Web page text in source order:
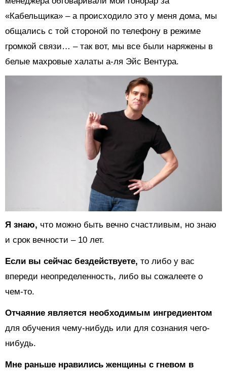
«Кабельщика» – а происходило это у меня дома, мы
общались с той стороной по телефону в режиме
громкой связи… – так вот, мы все были наряжены в
белые махровые халаты а-ля Эйс Вентура.
Я знаю, что можно быть вечно счастливым, но знаю
и срок вечности – 10 лет.
Если вы сейчас бездействуете, то либо у вас
впереди неопределенность, либо вы сожалеете о
чем-то.
Отчаяние является необходимым ингредиентом
для обучения чему-нибудь или для сознания чего-
нибудь.
Мне раньше нравились женщины с гневом в